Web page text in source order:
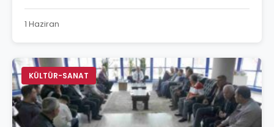
1 Haziran
KÜLTÜR-SANAT